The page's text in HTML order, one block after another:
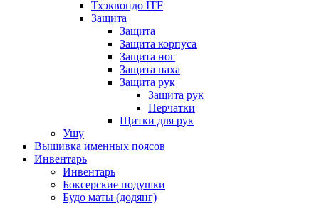
Тхэквондо ITF
Защита
Защита
Защита корпуса
Защита ног
Защита паха
Защита рук
Защита рук
Перчатки
Щитки для рук
Ушу
Вышивка именных поясов
Инвентарь
Инвентарь
Боксерские подушки
Будо маты (додянг)